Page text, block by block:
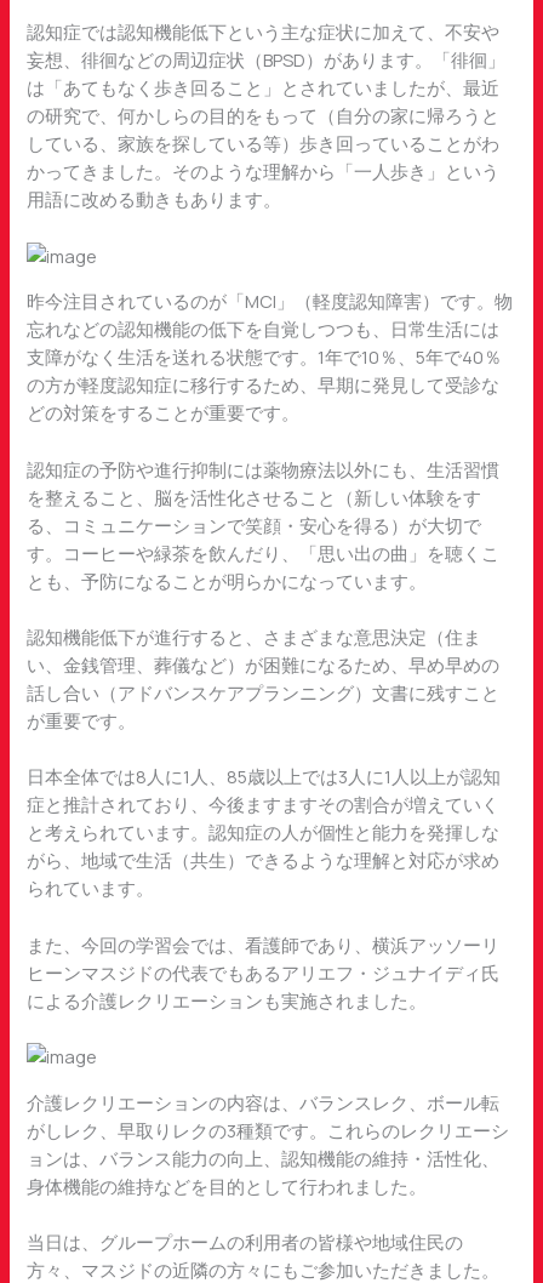
認知症では認知機能低下という主な症状に加えて、不安や
妄想、徘徊などの周辺症状（BPSD）があります。「徘徊」
は「あてもなく歩き回ること」とされていましたが、最近
の研究で、何かしらの目的をもって（自分の家に帰ろうと
している、家族を探している等）歩き回っていることがわ
かってきました。そのような理解から「一人歩き」という
用語に改める動きもあります。
昨今注目されているのが「MCI」（軽度認知障害）です。物
忘れなどの認知機能の低下を自覚しつつも、日常生活には
支障がなく生活を送れる状態です。1年で10％、5年で40％
の方が軽度認知症に移行するため、早期に発見して受診な
どの対策をすることが重要です。
認知症の予防や進行抑制には薬物療法以外にも、生活習慣
を整えること、脳を活性化させること（新しい体験をす
る、コミュニケーションで笑顔・安心を得る）が大切で
す。コーヒーや緑茶を飲んだり、「思い出の曲」を聴くこ
とも、予防になることが明らかになっています。
認知機能低下が進行すると、さまざまな意思決定（住ま
い、金銭管理、葬儀など）が困難になるため、早め早めの
話し合い（アドバンスケアプランニング）文書に残すこと
が重要です。
日本全体では8人に1人、85歳以上では3人に1人以上が認知
症と推計されており、今後ますますその割合が増えていく
と考えられています。認知症の人が個性と能力を発揮しな
がら、地域で生活（共生）できるような理解と対応が求め
られています。
また、今回の学習会では、看護師であり、横浜アッソーリ
ヒーンマスジドの代表でもあるアリエフ・ジュナイディ氏
による介護レクリエーションも実施されました。
介護レクリエーションの内容は、バランスレク、ボール転
がしレク、早取りレクの3種類です。これらのレクリエーシ
ョンは、バランス能力の向上、認知機能の維持・活性化、
身体機能の維持などを目的として行われました。
当日は、グループホームの利用者の皆様や地域住民の
方々、マスジドの近隣の方々にもご参加いただきました。